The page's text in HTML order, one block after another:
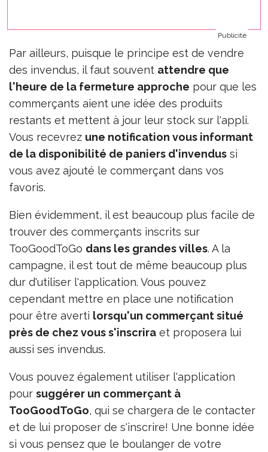
Publicité
Par ailleurs, puisque le principe est de vendre
des invendus, il faut souvent attendre que
l'heure de la fermeture approche pour que les
commerçants aient une idée des produits
restants et mettent à jour leur stock sur l'appli.
Vous recevrez une notification vous informant
de la disponibilité de paniers d'invendus si
vous avez ajouté le commerçant dans vos
favoris.
Bien évidemment, il est beaucoup plus facile de
trouver des commerçants inscrits sur
TooGoodToGo dans les grandes villes. A la
campagne, il est tout de même beaucoup plus
dur d'utiliser l'application. Vous pouvez
cependant mettre en place une notification
pour être averti lorsqu'un commerçant situé
près de chez vous s'inscrira et proposera lui
aussi ses invendus.
Vous pouvez également utiliser l'application
pour suggérer un commerçant à
TooGoodToGo, qui se chargera de le contacter
et de lui proposer de s'inscrire! Une bonne idée
si vous pensez que le boulanger de votre